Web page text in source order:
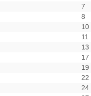
7
8
10
11
13
17
19
22
24